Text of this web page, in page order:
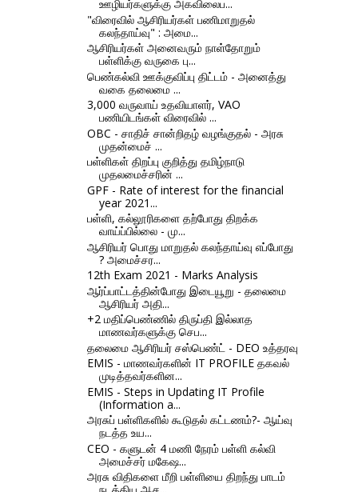
ஊழியர்களுக்கு அகவிலைப...
"விரைவில் ஆசிரியர்கள் பணிமாறுதல்
கலந்தாய்வு" : அமை...
ஆசிரியர்கள் அனைவரும் நாள்தோறும்
பள்ளிக்கு வருகை பு...
பெண்கல்வி ஊக்குவிப்பு திட்டம் - அனைத்து
வகை தலைமை ...
3,000 வருவாய் உதவியாளர், VAO
பணியிடங்கள் விரைவில் ...
OBC - சாதிச் சான்றிதழ் வழங்குதல் - அரசு
முதன்மைச் ...
பள்ளிகள் திறப்பு குறித்து தமிழ்நாடு
முதலமைச்சரின் ...
GPF - Rate of interest for the financial
year 2021...
பள்ளி, கல்லூரிகளை தற்போது திறக்க
வாய்ப்பில்லை - மு...
ஆசிரியர் பொது மாறுதல் கலந்தாய்வு எப்போது
? அமைச்சர...
12th Exam 2021 - Marks Analysis
ஆர்ப்பாட்டத்தின்போது இடையூறு - தலைமை
ஆசிரியர் அதி...
+2 மதிப்பெண்ணில் திருப்தி இல்லாத
மாணவர்களுக்கு செப...
தலைமை ஆசிரியர் சஸ்பெண்ட் - DEO உத்தரவு
EMIS - மாணவர்களின் IT PROFILE தகவல்
முடித்தவர்களின...
EMIS - Steps in Updating IT Profile
(Information a...
அரசுப் பள்ளிகளில் கூடுதல் கட்டணம்?- ஆய்வு
நடத்த உய...
CEO - களுடன் 4 மணி நேரம் பள்ளி கல்வி
அமைச்சர் மகேஷ...
அரசு விதிகளை மீறி பள்ளியை திறந்து பாடம்